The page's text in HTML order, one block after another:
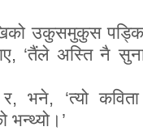
उकुसमुकुस
‘तैंले अस्ति नै
भने, ‘त्यो